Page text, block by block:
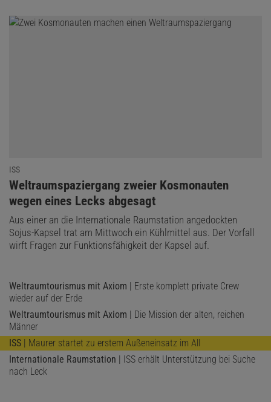
ISS
:
Weltraumspaziergang zweier Kosmonauten
wegen eines Lecks abgesagt
Aus einer an die Internationale Raumstation angedockten
Sojus-Kapsel trat am Mittwoch ein Kühlmittel aus. Der Vorfall
wirft Fragen zur Funktionsfähigkeit der Kapsel auf.
Weltraumtourismus mit Axiom | Erste komplett private Crew
wieder auf der Erde
Weltraumtourismus mit Axiom | Die Mission der alten, reichen
Männer
ISS | Maurer startet zu erstem Außeneinsatz im All
Internationale Raumstation | ISS erhält Unterstützung bei Suche
nach Leck